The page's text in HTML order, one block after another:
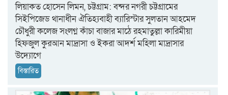
লিয়াকত হোসেন লিমন, চট্টগ্রাম: বন্দর নগরী চট্টগ্রামের
সিইপিজেড থানাধীন ঐতিহ্যবাহী ব্যারিস্টার সুলতান আহমেদ
চৌধুরী কলেজ সংলগ্ন কাঁচা বাজার মাঠে রহমাতুল্লা কারিমীয়া
হিফজুল কুরআন মাদ্রাসা ও ইকরা আদর্শ মহিলা মাদ্রাসার
উদ্যোগে
বিস্তারিত